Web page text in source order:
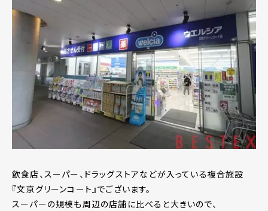
飲食店、スーパー、ドラッグストアなどが入っている複合施設
『文京グリーンコート』でございます。
スーパーの規模も周辺の店舗に比べると大きいので、